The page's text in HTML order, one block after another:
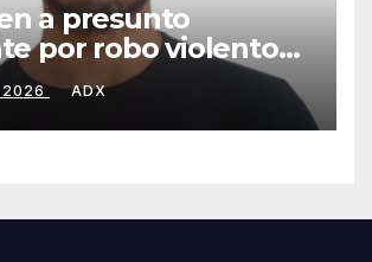
a presunto
por robo violento
en
2026 ADX